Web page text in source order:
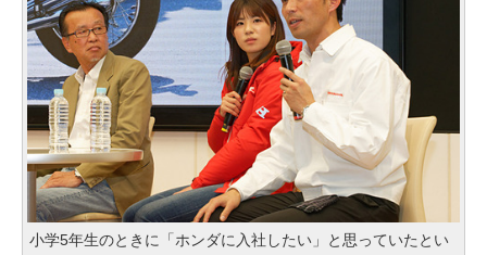
小学5年生のときに「ホンダに入社したい」と思っていたとい